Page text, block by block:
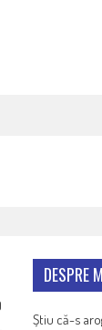
DESPRE
Știu că-s